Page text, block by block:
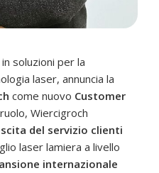
soluzioni per la
laser, annuncia la
come nuovo Customer
Wiercigroch
del servizio clienti
laser lamiera a livello
internazionale